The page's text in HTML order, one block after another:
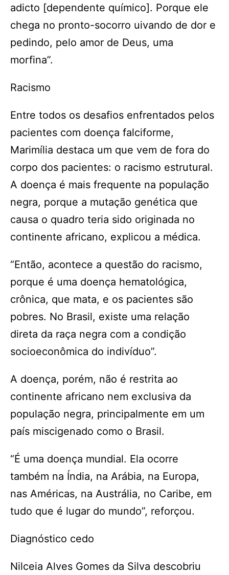
adicto [dependente químico]. Porque ele
chega no pronto-socorro uivando de dor e
pedindo, pelo amor de Deus, uma
morfina”.
Racismo
Entre todos os desafios enfrentados pelos
pacientes com doença falciforme,
Marimília destaca um que vem de fora do
corpo dos pacientes: o racismo estrutural.
A doença é mais frequente na população
negra, porque a mutação genética que
causa o quadro teria sido originada no
continente africano, explicou a médica.
“Então, acontece a questão do racismo,
porque é uma doença hematológica,
crônica, que mata, e os pacientes são
pobres. No Brasil, existe uma relação
direta da raça negra com a condição
socioeconômica do indivíduo”.
A doença, porém, não é restrita ao
continente africano nem exclusiva da
população negra, principalmente em um
país miscigenado como o Brasil.
“É uma doença mundial. Ela ocorre
também na Índia, na Arábia, na Europa,
nas Américas, na Austrália, no Caribe, em
tudo que é lugar do mundo”, reforçou.
Diagnóstico cedo
Nilceia Alves Gomes da Silva descobriu